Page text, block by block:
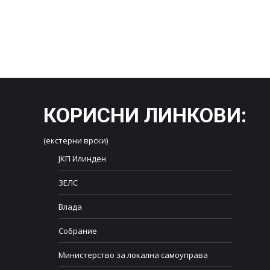
КОРИСНИ ЛИНКОВИ:
(екстерни врски)
ЈКП Илинден
ЗЕЛС
Влада
Собрание
Министерство за локална самоуправа